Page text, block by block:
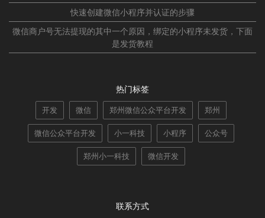
快速创建微信小程序并认证的步骤
微信商户号无法提现的其中一个原因，绑定的小程序未发货，下面
是发货教程
热门标签
开发 微信 郑州微信公众平台开发 郑州
微信公众平台开发 小一科技 小程序 公众号
郑州小一科技 微信开发
联系方式